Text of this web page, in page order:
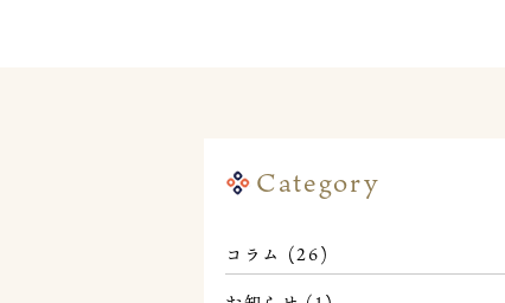
Category
コラム (26)